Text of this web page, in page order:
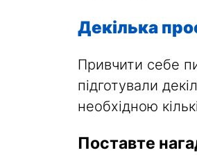
Декілька
Привчити себе
підготували
необхідною
Поставте